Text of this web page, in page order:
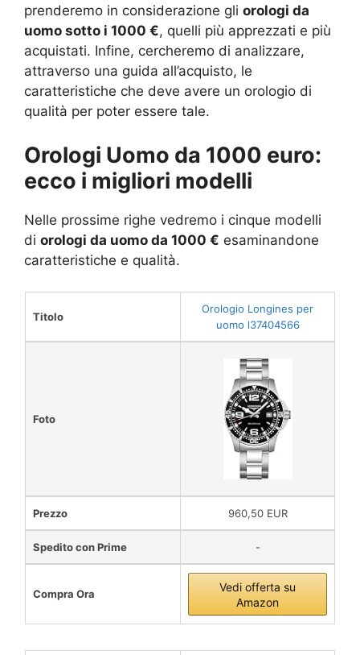
prenderemo in considerazione gli orologi da
uomo sotto i 1000 €, quelli più apprezzati e più
acquistati. Infine, cercheremo di analizzare,
attraverso una guida all’acquisto, le
caratteristiche che deve avere un orologio di
qualità per poter essere tale.
Orologi Uomo da 1000 euro:
ecco i migliori modelli
Nelle prossime righe vedremo i cinque modelli
di orologi da uomo da 1000 € esaminandone
caratteristiche e qualità.
Titolo
Orologio Longines per
uomo l37404566
Foto
Prezzo 960,50 EUR
Spedito con Prime -
Compra Ora
Vedi offerta su
Amazon